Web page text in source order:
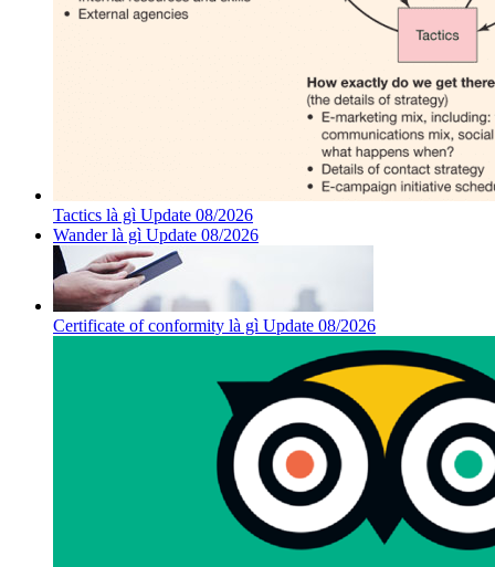
Tactics là gì Update 08/2026
Wander là gì Update 08/2026
Certificate of conformity là gì Update 08/2026